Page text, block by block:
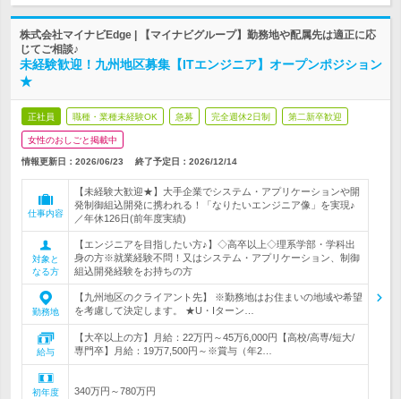
株式会社マイナビEdge | 【マイナビグループ】勤務地や配属先は適正に応
じてご相談♪
未経験歓迎！九州地区募集【ITエンジニア】オープンポジション
★
正社員 職種・業種未経験OK 急募 完全週休2日制 第二新卒歓迎
女性のおしごと掲載中
情報更新日：2026/06/23 終了予定日： 2026/12/14
仕事内容
【未経験大歓迎★】大手企業でシステム・アプリケーションや開
発制御組込開発に携われる！「なりたいエンジニア像」を実現♪
／年休126日(前年度実績)
対象と
なる方
【エンジニアを目指したい方♪】◇高卒以上◇理系学部・学科出
身の方※就業経験不問！又はシステム・アプリケーション、制御
組込開発経験をお持ちの方
勤務地
【九州地区のクライアント先】 ※勤務地はお住まいの地域や希望
を考慮して決定します。 ★U・Iターン…
給与
【大卒以上の方】月給：22万円～45万6,000円【高校/高専/短大/
専門卒】月給：19万7,500円～※賞与（年2…
初年度
340万円～780万円